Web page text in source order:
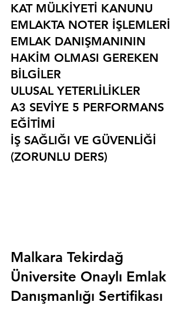
KAT MÜLKİYETİ KANUNU
EMLAKTA NOTER İŞLEMLERİ
EMLAK DANIŞMANININ
HAKİM OLMASI GEREKEN
BİLGİLER
ULUSAL YETERLİLİKLER
A3 SEVİYE 5 PERFORMANS
EĞİTİMİ
İŞ SAĞLIĞI VE GÜVENLİĞİ
(ZORUNLU DERS)
Malkara Tekirdağ
Üniversite Onaylı Emlak
Danışmanlığı Sertifikası